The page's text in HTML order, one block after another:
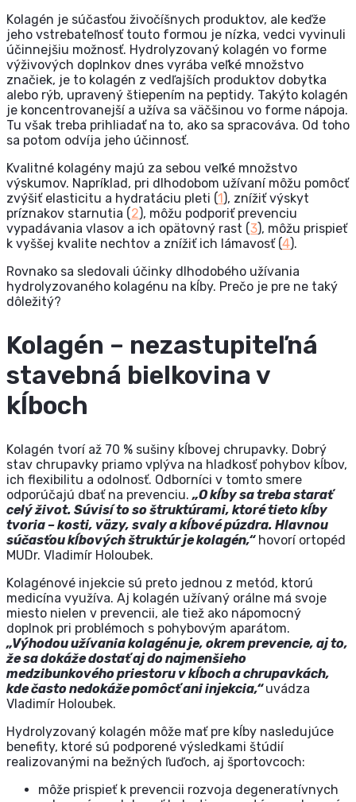
Kolagén je súčasťou živočíšnych produktov, ale keďže
jeho vstrebateľnosť touto formou je nízka, vedci vyvinuli
účinnejšiu možnosť. Hydrolyzovaný kolagén vo forme
výživových doplnkov dnes vyrába veľké množstvo
značiek, je to kolagén z vedľajších produktov dobytka
alebo rýb, upravený štiepením na peptidy. Takýto kolagén
je koncentrovanejší a užíva sa väčšinou vo forme nápoja.
Tu však treba prihliadať na to, ako sa spracováva. Od toho
sa potom odvíja jeho účinnosť.
Kvalitné kolagény majú za sebou veľké množstvo
výskumov. Napríklad, pri dlhodobom užívaní môžu pomôcť
zvýšiť elasticitu a hydratáciu pleti (1), znížiť výskyt
príznakov starnutia (2), môžu podporiť prevenciu
vypadávania vlasov a ich opätovný rast (3), môžu prispieť
k vyššej kvalite nechtov a znížiť ich lámavosť (4).
Rovnako sa sledovali účinky dlhodobého užívania
hydrolyzovaného kolagénu na kĺby. Prečo je pre ne taký
dôležitý?
Kolagén – nezastupiteľná
stavebná bielkovina v
kĺboch
Kolagén tvorí až 70 % sušiny kĺbovej chrupavky. Dobrý
stav chrupavky priamo vplýva na hladkosť pohybov kĺbov,
ich flexibilitu a odolnosť. Odborníci v tomto smere
odporúčajú dbať na prevenciu.„O kĺby sa treba starať
celý život. Súvisí to so štruktúrami, ktoré tieto kĺby
tvoria – kosti, väzy, svaly a kĺbové púzdra. Hlavnou
súčasťou kĺbových štruktúr je kolagén,“hovorí ortopéd
MUDr. Vladimír Holoubek.
Kolagénové injekcie sú preto jednou z metód, ktorú
medicína využíva. Aj kolagén užívaný orálne má svoje
miesto nielen v prevencii, ale tiež ako nápomocný
doplnok pri problémoch s pohybovým aparátom.
„Výhodou užívania kolagénu je, okrem prevencie, aj to,
že sa dokáže dostať aj do najmenšieho
medzibunkového priestoru v kĺboch a chrupavkách,
kde často nedokáže pomôcť ani injekcia,“uvádza
Vladimír Holoubek.
Hydrolyzovaný kolagén môže mať pre kĺby nasledujúce
benefity, ktoré sú podporené výsledkami štúdií
realizovanými na bežných ľuďoch, aj športovcoch:
môže prispieť k prevencii rozvoja degeneratívnych